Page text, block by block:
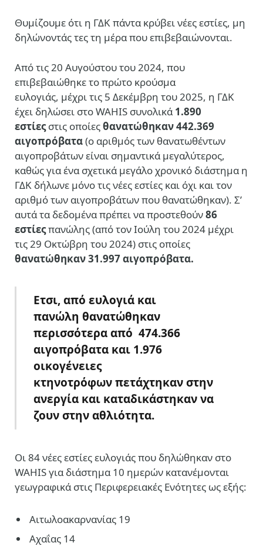
Θυμίζουμε ότι η ΓΔΚ πάντα κρύβει νέες εστίες, μη
δηλώνοντάς τες τη μέρα που επιβεβαιώνονται.
Από τις 20 Αυγούστου του 2024, που
επιβεβαιώθηκε το πρώτο κρούσμα
ευλογιάς, μέχρι τις 5 Δεκέμβρη του 2025, η ΓΔΚ
έχει δηλώσει στο WAHIS συνολικά1.890
εστίεςστις οποίεςθανατώθηκαν 442.369
αιγοπρόβατα(ο αριθμός των θανατωθέντων
αιγοπροβάτων είναι σημαντικά μεγαλύτερος,
καθώς για ένα σχετικά μεγάλο χρονικό διάστημα η
ΓΔΚ δήλωνε μόνο τις νέες εστίες και όχι και τον
αριθμό των αιγοπροβάτων που θανατώθηκαν). Σ’
αυτά τα δεδομένα πρέπει να προστεθούν86
εστίεςπανώλης (από τον Ιούλη του 2024 μέχρι
τις 29 Οκτώβρη του 2024) στις οποίες
θανατώθηκαν31.997 αιγοπρόβατα.
Ετσι, από ευλογιά και
πανώλη θανατώθηκαν
περισσότερα από 474.366
αιγοπρόβατα και 1.976
οικογένειες
κτηνοτρόφωνπετάχτηκανστην
ανεργία και καταδικάστηκαννα
ζουν στην αθλιότητα.
Oι 84 νέες εστίες ευλογιάς που δηλώθηκαν στο
WAHIS για διάστημα 10 ημερών κατανέμονται
γεωγραφικά στις Περιφερειακές Ενότητες ως εξής:
Αιτωλοακαρνανίας 19
Αχαΐας 14